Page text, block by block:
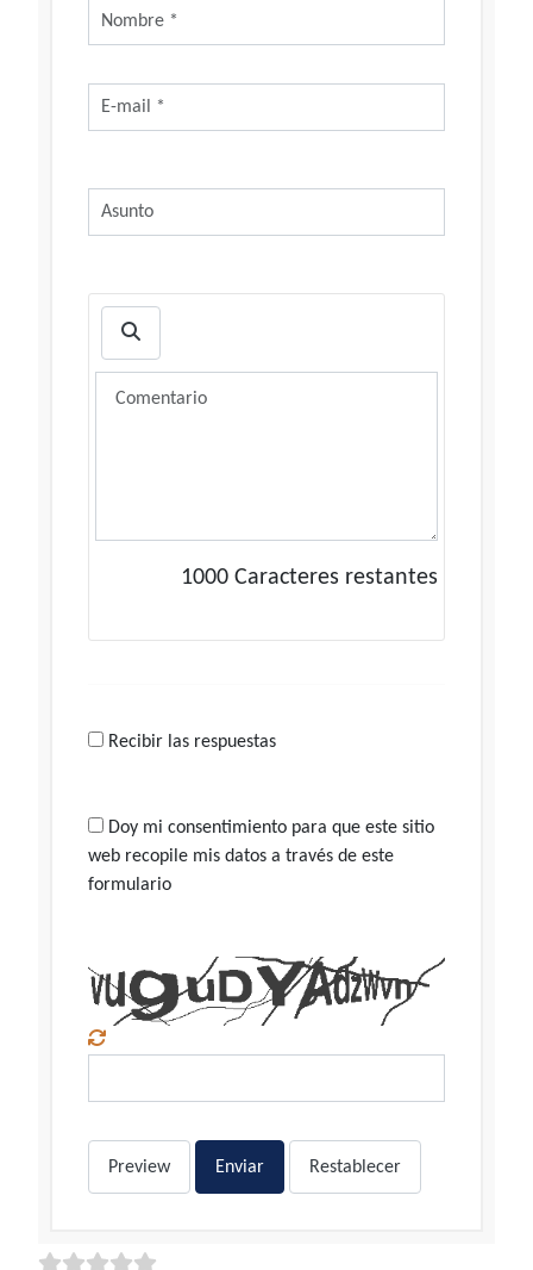
1000 Caracteres restantes
Recibir las respuestas
Doy mi consentimiento para que este sitio
web recopile mis datos a través de este
formulario
Preview Enviar Restablecer